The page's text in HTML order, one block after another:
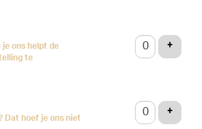
ons helpt de
te
+ADD
Dat hoef je ons niet +ADD